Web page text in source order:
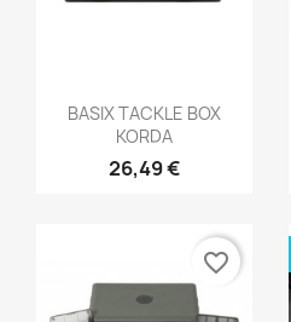
Aperçu rapide
BASIX TACKLE BOX
KORDA
26,49 €
favorite_border